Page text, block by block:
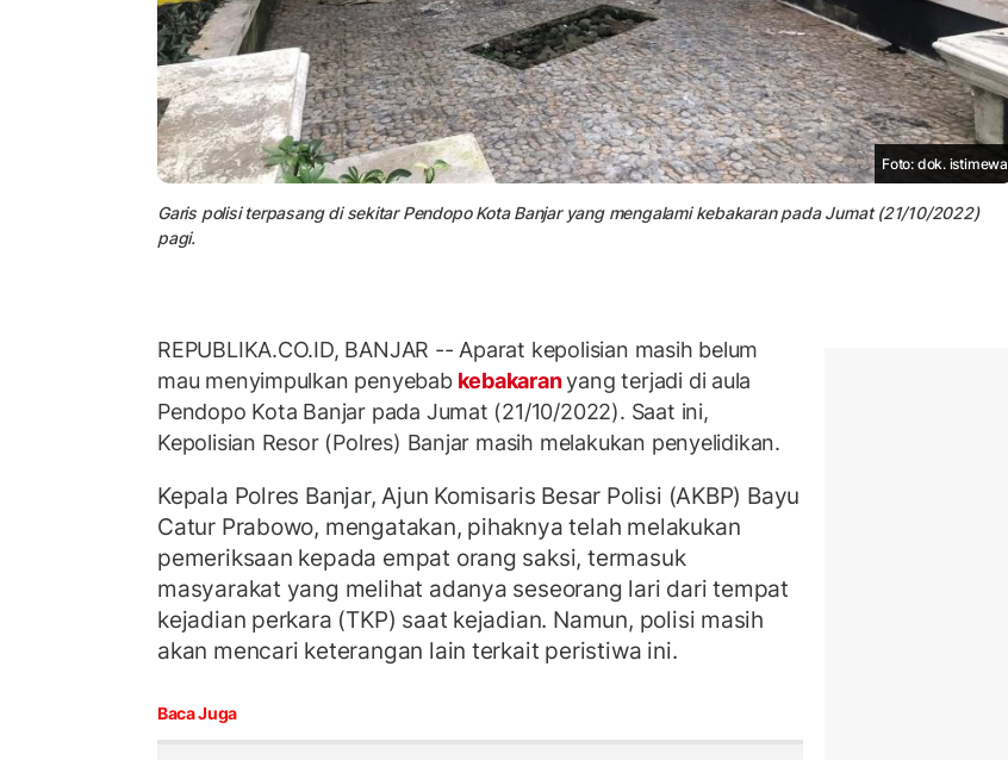
Foto: dok. istimewa
Garis polisi terpasang di sekitar Pendopo Kota Banjar yang mengalami kebakaran pada Jumat (21/10/2022)
pagi.
REPUBLIKA.CO.ID, BANJAR -- Aparat kepolisian masih belum
mau menyimpulkan penyebabkebakaranyang terjadi di aula
Pendopo Kota Banjar pada Jumat (21/10/2022). Saat ini,
Kepolisian Resor (Polres) Banjar masih melakukan penyelidikan.
Kepala Polres Banjar, Ajun Komisaris Besar Polisi (AKBP) Bayu
Catur Prabowo, mengatakan, pihaknya telah melakukan
pemeriksaan kepada empat orang saksi, termasuk
masyarakat yang melihat adanya seseorang lari dari tempat
kejadian perkara (TKP) saat kejadian. Namun, polisi masih
akan mencari keterangan lain terkait peristiwa ini.
Baca Juga